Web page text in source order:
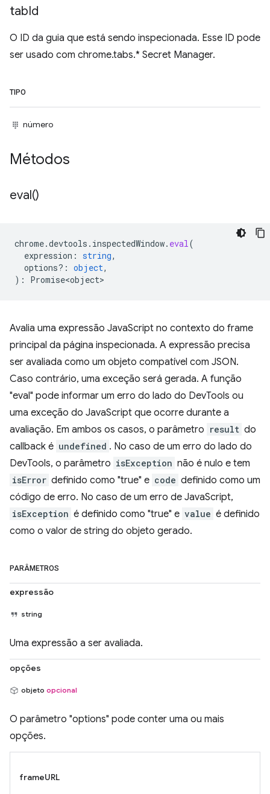
tabId
O ID da guia que está sendo inspecionada. Esse ID pode
ser usado com chrome.tabs.* Secret Manager.
TIPO
número
Métodos
eval()
chrome.devtools . inspectedWindow. eval(
expression : string,
options? : object,
) : Promise<object>
Avalia uma expressão JavaScript no contexto do frame
principal da página inspecionada. A expressão precisa
ser avaliada como um objeto compatível com JSON.
Caso contrário, uma exceção será gerada. A função
"eval" pode informar um erro do lado do DevTools ou
uma exceção do JavaScript que ocorre durante a
avaliação. Em ambos os casos, o parâmetro result do
callback é undefined . No caso de um erro do lado do
DevTools, o parâmetro isException não é nulo e tem
isError definido como "true" e code definido como um
código de erro. No caso de um erro de JavaScript,
isException é definido como "true" e value é definido
como o valor de string do objeto gerado.
PARÂMETROS
expressão
string
Uma expressão a ser avaliada.
opções
objeto opcional
O parâmetro "options" pode conter uma ou mais
opções.
frameURL